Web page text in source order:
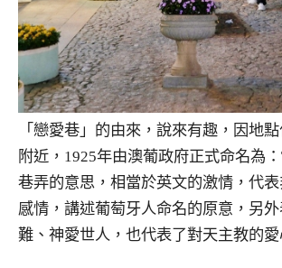
「戀愛巷」的由來，說來有趣，因地
附近，1925年由澳葡政府正式命名為
巷弄的意思，相當於英文的激情，代
感情，講述葡萄牙人命名的原意，另
難、神愛世人，也代表了對天主教的愛